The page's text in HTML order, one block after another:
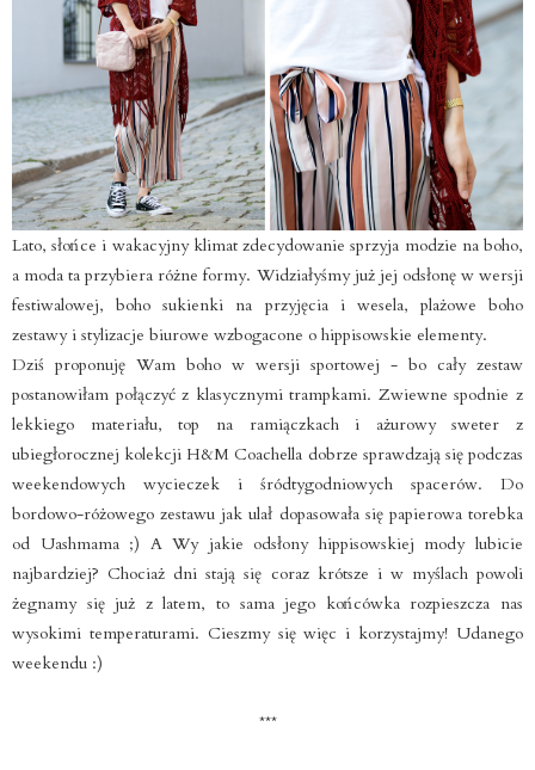
Lato, słońce i wakacyjny klimat zdecydowanie sprzyja modzie na boho,
a moda ta przybiera różne formy. Widziałyśmy już jej odsłonę w wersji
festiwalowej, boho sukienki na przyjęcia i wesela, plażowe boho
zestawy i stylizacje biurowe wzbogacone o hippisowskie elementy.
Dziś proponuję Wam boho w wersji sportowej - bo cały zestaw
postanowiłam połączyć z klasycznymi trampkami. Zwiewne spodnie z
lekkiego materiału, top na ramiączkach i ażurowy sweter z
ubiegłorocznej kolekcji H&M Coachella dobrze sprawdzają się podczas
weekendowych wycieczek i śródtygodniowych spacerów. Do
bordowo-różowego zestawu jak ulał dopasowała się papierowa torebka
od Uashmama ;) A Wy jakie odsłony hippisowskiej mody lubicie
najbardziej? Chociaż dni stają się coraz krótsze i w myślach powoli
żegnamy się już z latem, to sama jego końcówka rozpieszcza nas
wysokimi temperaturami. Cieszmy się więc i korzystajmy! Udanego
weekendu :)
***